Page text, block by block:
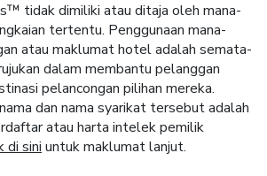
tidak dimiliki atau ditaja oleh mana-
tertentu. Penggunaan mana-
atau maklumat hotel adalah semata-
dalam membantu pelanggan
pelancongan pilihan mereka.
dan nama syarikat tersebut adalah
atau harta intelek pemilik
di sini untuk maklumat lanjut.